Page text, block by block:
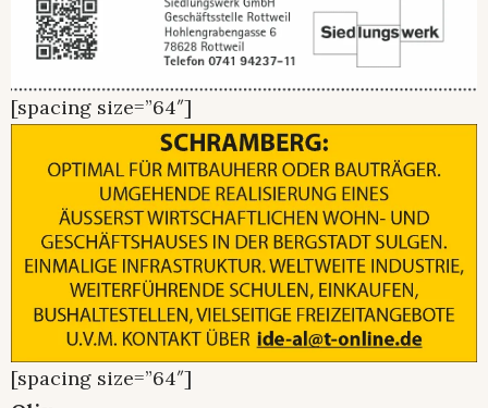
[spacing size=”64″]
[spacing size=”64″]